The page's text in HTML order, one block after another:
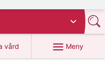
vård
1177.se
Meny